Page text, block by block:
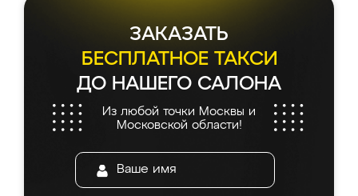
ЗАКАЗАТЬ
БЕСПЛАТНОЕ ТАКСИ
ДО НАШЕГО САЛОНА
Из любой точки Москвы и
Московской области!